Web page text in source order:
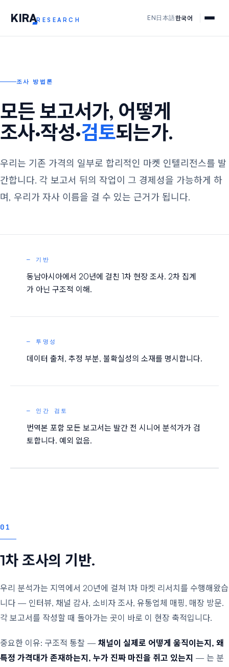
KIRARESEARCH EN 日本語한국어
조사 방법론
모든 보고서가, 어떻게
조사·작성·검토되는가.
우리는 기존 가격의 일부로 합리적인 마켓 인텔리전스를 발
간합니다. 각 보고서 뒤의 작업이 그 경제성을 가능하게 하
며, 우리가 자사 이름을 걸 수 있는 근거가 됩니다.
— 기반
동남아시아에서 20년에 걸친 1차 현장 조사. 2차 집계
가 아닌 구조적 이해.
— 투명성
데이터 출처, 추정 부분, 불확실성의 소재를 명시합니다.
— 인간 검토
번역본 포함 모든 보고서는 발간 전 시니어 분석가가 검
토합니다. 예외 없음.
01
1차 조사의 기반.
우리 분석가는 지역에서 20년에 걸쳐 1차 마켓 리서치를 수행해왔습
니다 — 인터뷰, 채널 감사, 소비자 조사, 유통업체 매핑, 매장 방문.
각 보고서를 작성할 때 돌아가는 곳이 바로 이 현장 축적입니다.
중요한 이유: 구조적 통찰 — 채널이 실제로 어떻게 움직이는지, 왜
특정 가격대가 존재하는지, 누가 진짜 마진을 쥐고 있는지 — 는 분